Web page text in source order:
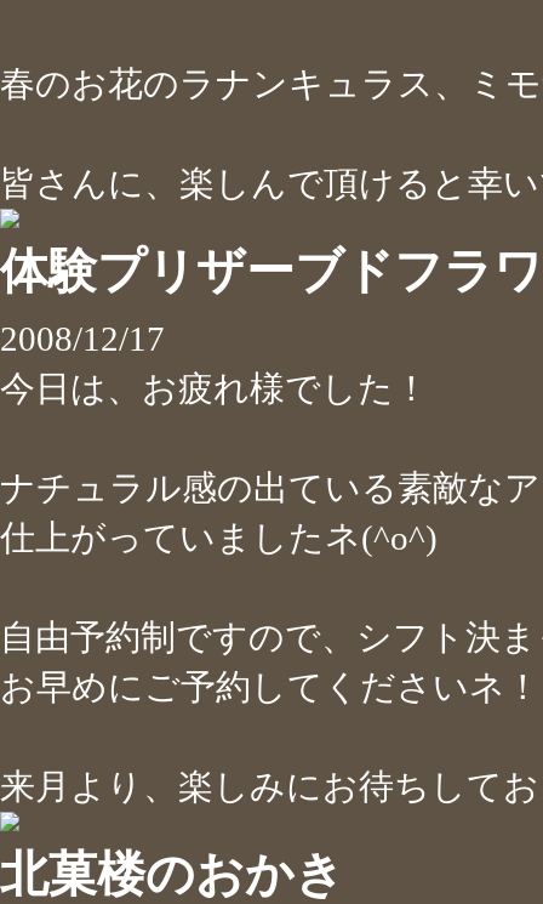
春のお花のラナンキュラス、ミ
皆さんに、楽しんで頂けると幸
体験プリザーブドフラ
2008/12/17
今日は、お疲れ様でした！
ナチュラル感の出ている素敵な
仕上がっていましたネ(^o^)
自由予約制ですので、シフト決
お早めにご予約してくださいネ！
来月より、楽しみにお待ちして
北菓楼のおかき